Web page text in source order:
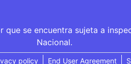
se encuentra sujeta a
Nacional.
policy End User Agreement